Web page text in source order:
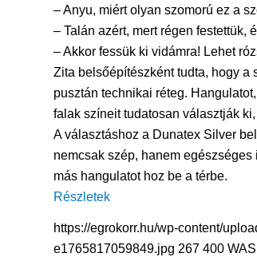
– Anyu, miért olyan szomorú ez a
– Talán azért, mert régen festettük,
– Akkor fessük ki vidámra! Lehet
Zita belsőépítészként tudta, hogy a
pusztán technikai réteg.
falak színeit tudatosan választják
A választáshoz a Dunatex Silver
nemcsak szép, hanem
más hangulatot hoz be a térbe.
Részletek
https://egrokorr.hu/wp-content/
e1765817059849.jpg 267 400